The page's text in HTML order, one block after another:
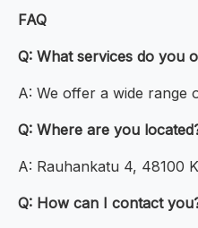
FAQ
Q: What services do you
A: We offer a wide range
Q: Where are you
A: Rauhankatu 4, 48100
Q: How can I contact